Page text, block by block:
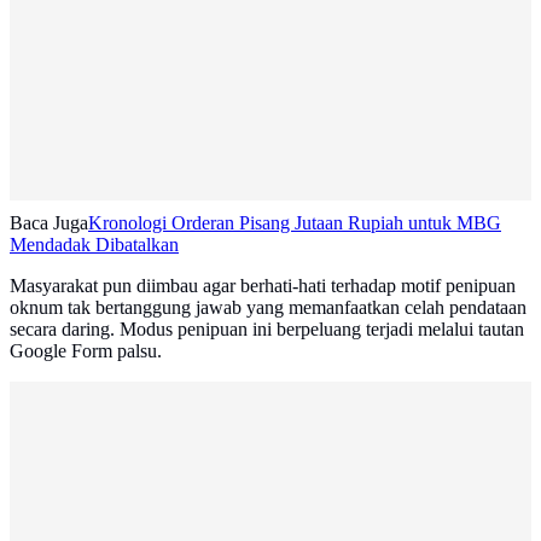
Baca JugaKronologi Orderan Pisang Jutaan Rupiah untuk MBG
Mendadak Dibatalkan
Masyarakat pun diimbau agar berhati-hati terhadap motif penipuan
oknum tak bertanggung jawab yang memanfaatkan celah pendataan
secara daring. Modus penipuan ini berpeluang terjadi melalui tautan
Google Form palsu.